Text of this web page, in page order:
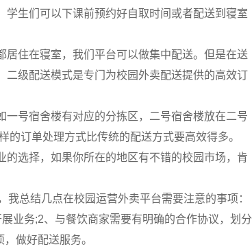
生们可以下课前预约好自取时间或者配送到寝室
住在寝室，我们平台可以做集中配送。但是在送
级配送模式是专门为校园外卖配送提供的高效订
号宿舍楼有对应的分拣区，二号宿舍楼放在二号
订单处理方式比传统的配送方式要高效得多。
选择，如果你所在的地区有不错的校园市场，肯
我总结几点在校园运营外卖平台需要注意的事项：
业务;2、与餐饮商家需要有明确的合作协议，划分
做好配送服务。